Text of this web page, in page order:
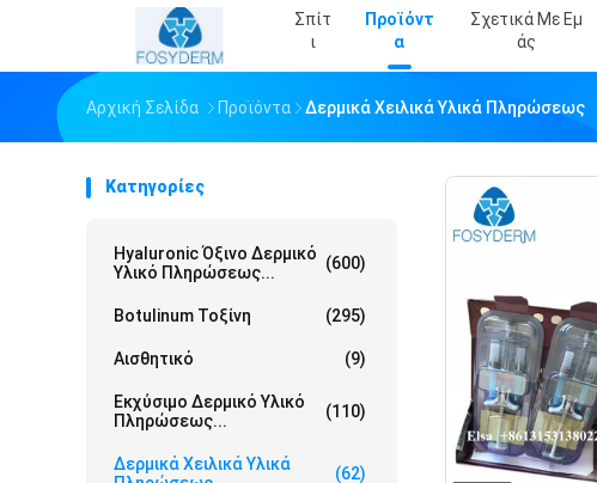
Σπίτ
Ι
Προϊόντ
Α
Σχετικά Με Εμ
Άς
Αρχική Σελίδα Προϊόντα Δερμικά Χειλικά Υλικά Πληρώσεως
Κατηγορίες
Hyaluronic Όξινο Δερμικό
Υλικό Πληρώσεως...
(600)
Botulinum Τοξίνη (295)
Αισθητικό (9)
Εκχύσιμο Δερμικό Υλικό
Πληρώσεως...
(110)
Δερμικά Χειλικά Υλικά
(62)